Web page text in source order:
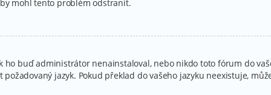
mohl tento problém odstranit.
ho buď administrátor nenainstaloval, nebo nikdo toto fórum do
jazyk. Pokud překlad do vašeho jazyku neexistuje,